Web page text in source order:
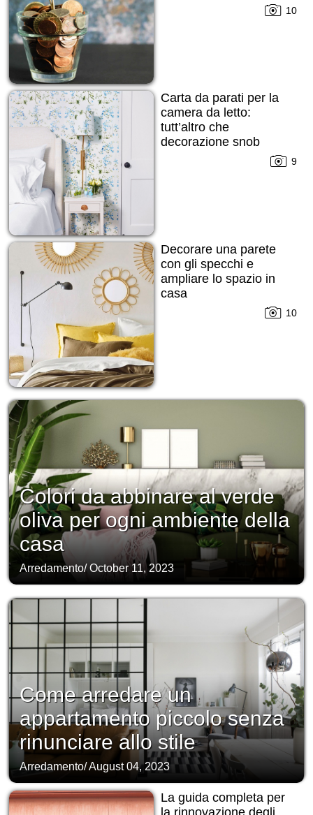
10
Carta da parati per la
camera da letto:
tutt’altro che
decorazione snob
9
Decorare una parete
con gli specchi e
ampliare lo spazio in
casa
10
Colori da abbinare al verde
oliva per ogni ambiente della
casa
Arredamento/October 11, 2023
Come arredare un
appartamento piccolo senza
rinunciare allo stile
Arredamento/August 04, 2023
La guida completa per